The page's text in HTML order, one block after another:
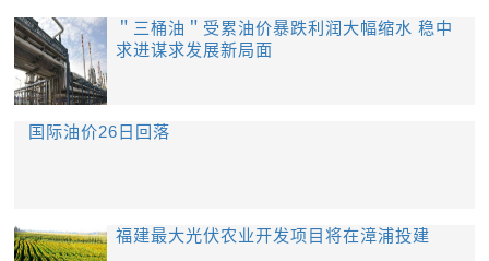
＂三桶油＂受累油价暴跌利润大幅缩水 稳中
求进谋求发展新局面
国际油价26日回落
福建最大光伏农业开发项目将在漳浦投建